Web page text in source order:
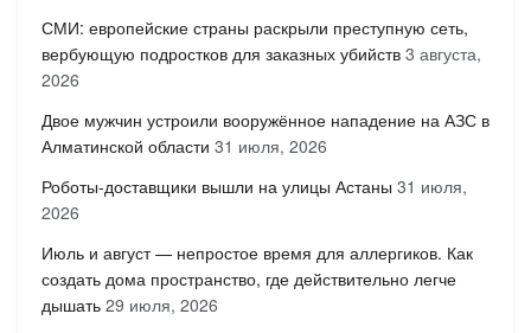
СМИ: европейские страны раскрыли преступную сеть,
вербующую подростков для заказных убийств 3 августа,
2026
Двое мужчин устроили вооружённое нападение на АЗС в
Алматинской области 31 июля, 2026
Роботы-доставщики вышли на улицы Астаны 31 июля,
2026
Июль и август — непростое время для аллергиков. Как
создать дома пространство, где действительно легче
дышать 29 июля, 2026